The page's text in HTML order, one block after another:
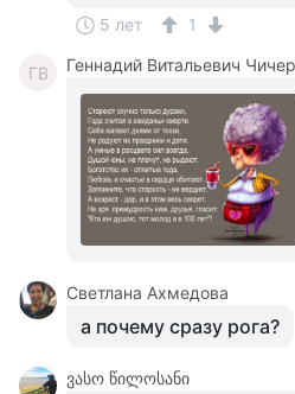
5 лет 1
ГВ Геннадий Витальевич
Светлана Ахмедова
а почему сразу рога?
ვასო წილოსანი